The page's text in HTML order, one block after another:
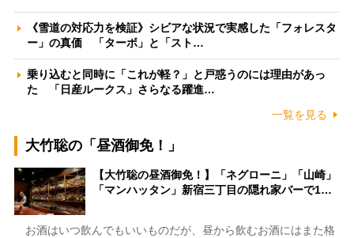
《雪道の対応力を検証》シビアな状況で実感した「フォレスタ
ー」の真価 「ターボ」と「スト…
乗り込むと同時に「これが軽？」と戸惑うのには理由があっ
た 「日産ルークス」さらなる躍進…
一覧を見る
大竹聡の「昼酒御免！」
【大竹聡の昼酒御免！】「ネグローニ」「山崎」
「マンハッタン」新宿三丁目の隠れ家バーで1…
お酒はいつ飲んでもいいものだが、昼から飲むお酒にはまた格